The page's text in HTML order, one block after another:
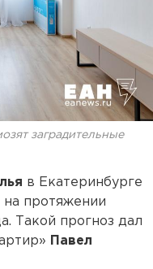
заградительные
в Екатеринбурге
на протяжении
Такой прогноз дал
Павел